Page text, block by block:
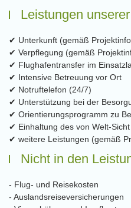
Leistungen
✔ Unterkunft (gemäß
✔ Verpflegung (gemäß
✔ Flughafentransfer im
✔ Intensive Betreuung vor Ort
✔ Notruftelefon (24/7)
✔ Unterstützung bei der
✔ Orientierungsprogramm zu
✔ Einhaltung des von Welt-
✔ weitere Leistungen (gemäß
Nicht in den
- Flug- und Reisekosten
- Auslandsreiseversicherungen